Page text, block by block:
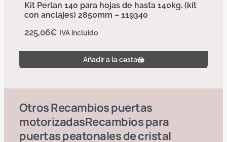
Kit Perlan 140 para hojas de hasta 140kg. (kit
con anclajes) 2850mm – 119340
225,06€ IVA incluido
Añadir a la cesta
OtrosRecambios puertas
motorizadasRecambios para
puertas peatonales de cristal